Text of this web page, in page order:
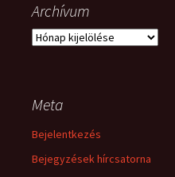
Archívum
Archívum
Meta
Bejelentkezés
Bejegyzések hírcsatorna